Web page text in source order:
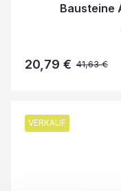
Bausteine
41,63 €
20,79 €
VERKAUF